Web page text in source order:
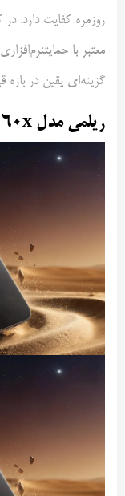
روزمره کفایت دارد.
گزینه‌ای یقین در بازه
ریلمی مدل Note 60x